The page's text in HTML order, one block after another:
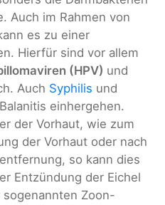
Auch im Rahmen von
es zu einer
Hierfür sind vor allem
(HPV) und
Auch Syphilis und
einhergehen.
der Vorhaut, wie zum
der Vorhaut oder nach
so kann dies
Entzündung der Eichel
Zoon-